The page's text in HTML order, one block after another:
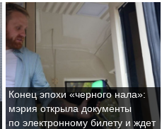
Конец эпохи «черного нала»:
мэрия открыла документы
по электронному билету и ждет